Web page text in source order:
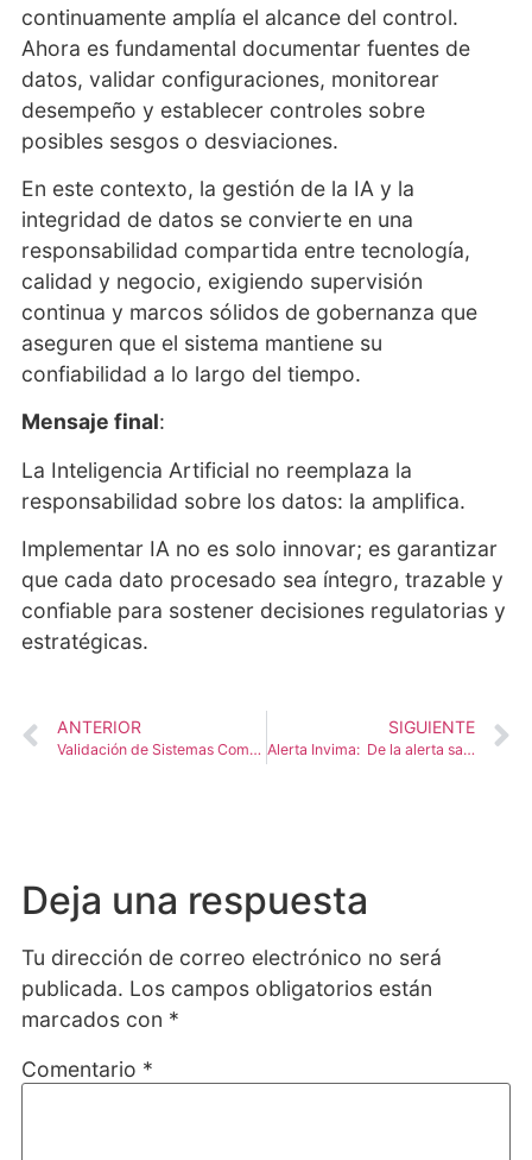
continuamente amplía el alcance del control.
Ahora es fundamental documentar fuentes de
datos, validar configuraciones, monitorear
desempeño y establecer controles sobre
posibles sesgos o desviaciones.
En este contexto, la gestión de la IA y la
integridad de datos se convierte en una
responsabilidad compartida entre tecnología,
calidad y negocio, exigiendo supervisión
continua y marcos sólidos de gobernanza que
aseguren que el sistema mantiene su
confiabilidad a lo largo del tiempo.
Mensaje final:
La Inteligencia Artificial no reemplaza la
responsabilidad sobre los datos: la amplifica.
Implementar IA no es solo innovar; es garantizar
que cada dato procesado sea íntegro, trazable y
confiable para sostener decisiones regulatorias y
estratégicas.
ANTERIOR
Validación de Sistemas Computarizados en 2026: Del cumplimiento documental al control inteligente del riesgo
SIGUIENTE
Alerta Invima: De la alerta sanitaria a la gestión estructurada del riesgo
Deja una respuesta
Tu dirección de correo electrónico no será
publicada. Los campos obligatorios están
marcados con *
Comentario *